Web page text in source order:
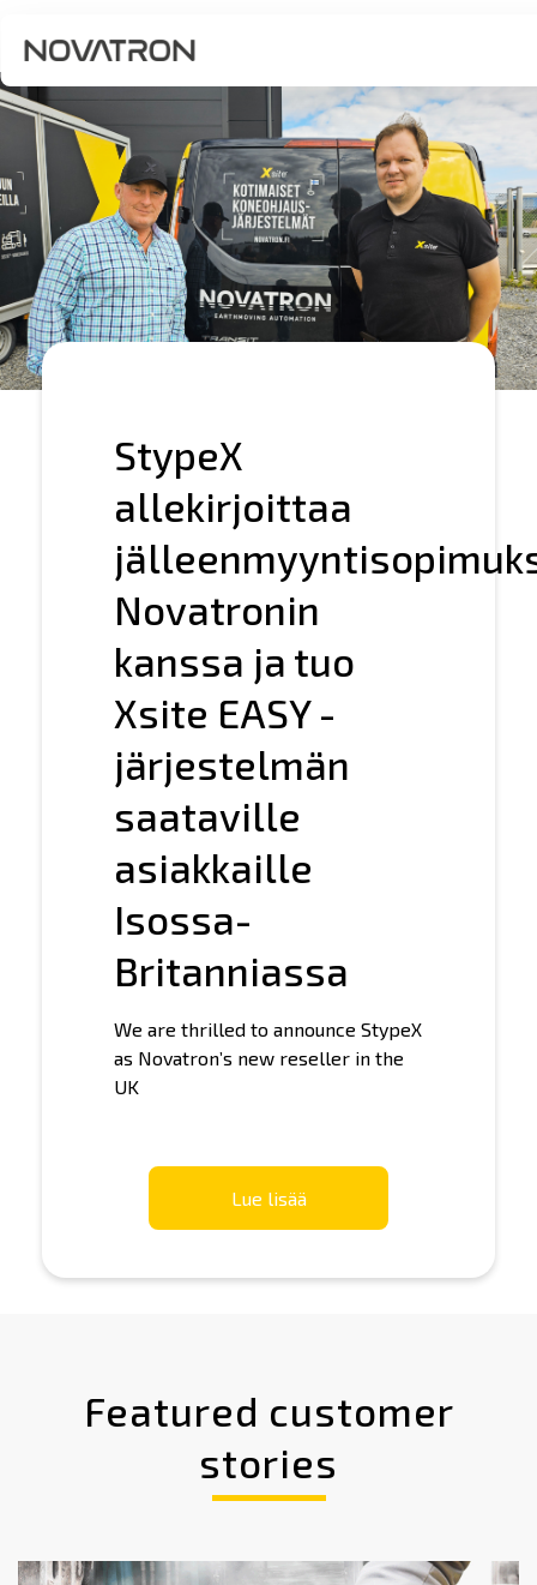
StypeX
allekirjoittaa
Novatronin
kanssa ja tuo
Xsite EASY -
järjestelmän
saataville
asiakkaille
Isossa-
Britanniassa
We are thrilled to announce StypeX
as Novatron’s new reseller in the
UK
Lue lisää
Featured customer
stories